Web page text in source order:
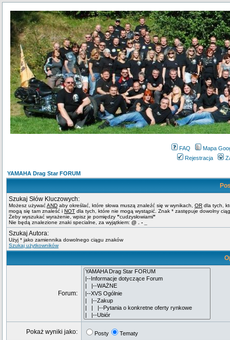
FAQ
Mapa
Rejestracja
YAMAHA Drag Star FORUM
Szukaj Słów Kluczowych:
Możesz używaćAND aby określać, które słowa muszą znaleźć się w wynikach, OR dla tych,
mogą się tam znaleść i NOT dla tych, które nie mogą wystąpić. Znak * zastępuje dowolny
Żeby wyszukać wyrażenie, wpisz je pomiędzy "cudzysłowiami"
Nie będą znalezione znaki specialne, za wyjątkiem: @ . - _
Szukaj Autora:
Użyj * jako zamiennika dowolnego ciągu znaków
Szukaj użytkowników
Forum:
Pokaż wyniki jako: Posty Tematy